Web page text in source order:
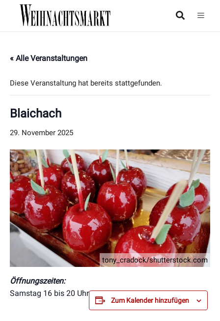
« Alle Veranstaltungen
Diese Veranstaltung hat bereits stattgefunden.
Blaichach
29. November 2025
tony_cradock/shutterstock.com
Öffnungszeiten:
Samstag 16 bis 20 Uhr
Zum Kalender hinzufügen